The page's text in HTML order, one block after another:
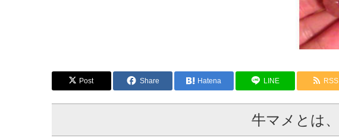
Post Share Hatena LINE RSS
牛マメとは、